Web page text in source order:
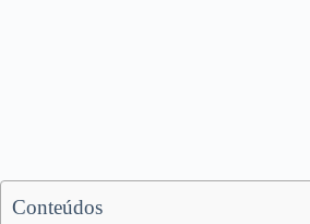
Conteúdos